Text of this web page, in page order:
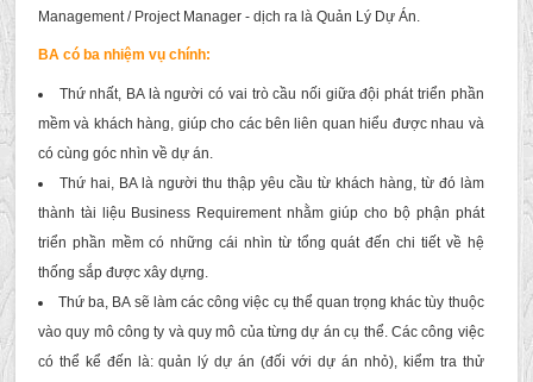
Management / Project Manager - dịch ra là Quản Lý Dự Án.
BA có ba nhiệm vụ chính:
Thứ nhất, BA là người có vai trò cầu nối giữa đội phát triển phần
mềm và khách hàng, giúp cho các bên liên quan hiểu được nhau và
có cùng góc nhìn về dự án.
Thứ hai, BA là người thu thập yêu cầu từ khách hàng, từ đó làm
thành tài liệu Business Requirement nhằm giúp cho bộ phận phát
triển phần mềm có những cái nhìn từ tổng quát đến chi tiết về hệ
thống sắp được xây dựng.
Thứ ba, BA sẽ làm các công việc cụ thể quan trọng khác tùy thuộc
vào quy mô công ty và quy mô của từng dự án cụ thể. Các công việc
có thể kể đến là: quản lý dự án (đối với dự án nhỏ), kiểm tra thử